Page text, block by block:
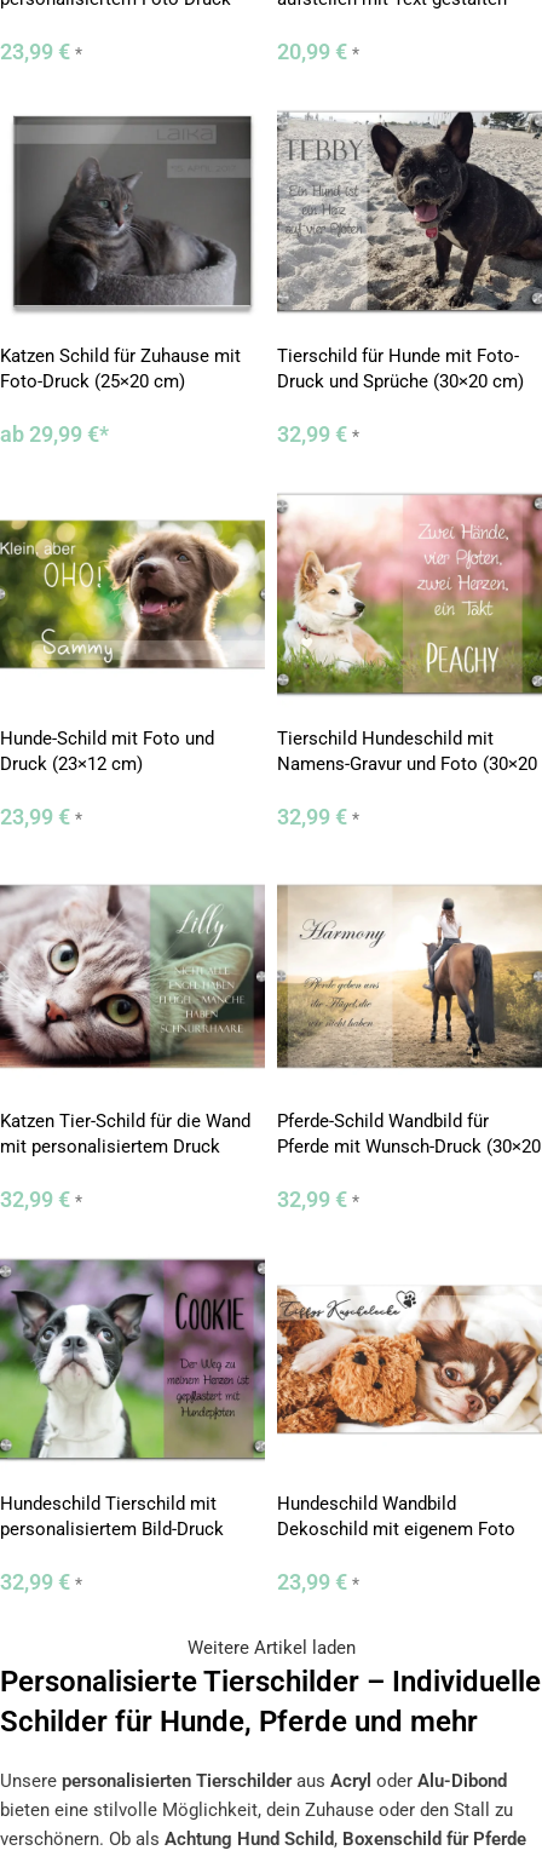
23,99 € * 20,99 € *
Katzen Schild für Zuhause mit
Foto-Druck (25×20 cm)
ab29,99 €*
Tierschild für Hunde mit Foto-
Druck und Sprüche (30×20 cm)
32,99 € *
Hunde-Schild mit Foto und
Druck (23×12 cm)
23,99 € *
Tierschild Hundeschild mit
Namens-Gravur und Foto (30×20
32,99 € *
Katzen Tier-Schild für die Wand
mit personalisiertem Druck
32,99 € *
Pferde-Schild Wandbild für
Pferde mit Wunsch-Druck (30×20
32,99 € *
Hundeschild Tierschild mit
personalisiertem Bild-Druck
32,99 € *
Hundeschild Wandbild
Dekoschild mit eigenem Foto
23,99 € *
Weitere Artikel laden
Personalisierte Tierschilder – Individuelle
Schilder für Hunde, Pferde und mehr
Unsere personalisierten Tierschilderaus Acryl oder Alu-Dibond
bieten eine stilvolle Möglichkeit, dein Zuhause oder den Stall zu
verschönern. Ob als Achtung Hund Schild, Boxenschild für Pferde